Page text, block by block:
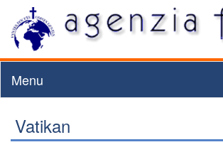
Menu
Vatikan